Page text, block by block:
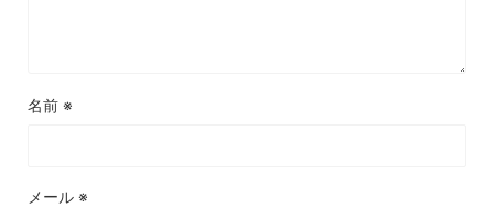
名前 ※
メール ※